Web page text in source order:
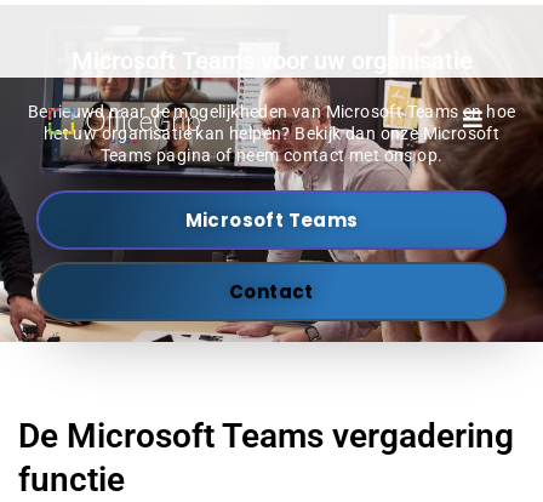
Microsoft Teams voor uw organisatie
Benieuwd naar de mogelijkheden van Microsoft Teams en hoe
het uw organisatie kan helpen? Bekijk dan onze Microsoft
Teams pagina of neem contact met ons op.
Microsoft Teams
Contact
De Microsoft Teams vergadering
functie